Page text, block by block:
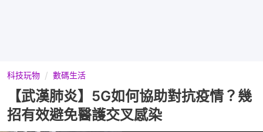
科技玩物 數碼生活
【武漢肺炎】5G如何協助對抗疫情？幾
招有效避免醫護交叉感染